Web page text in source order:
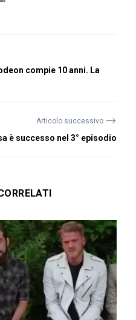
compie 10 anni. La
Articolo successivo ⟶
è successo nel 3° episodio